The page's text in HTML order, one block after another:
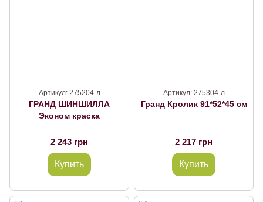
Артикул: 275204-л
ГРАНД ШИНШИЛЛА
Эконом краска
2 243 грн
Купить
Артикул: 275304-л
Гранд Кролик 91*52*45 см
2 217 грн
Купить